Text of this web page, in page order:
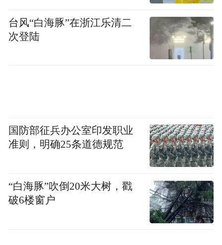
台风“白海豚”在浙江乐清二
次登陆
国防部征兵办公室印发职业
准则，明确25条道德规范
“白海豚”吹倒20米大树，戳
破6楼窗户